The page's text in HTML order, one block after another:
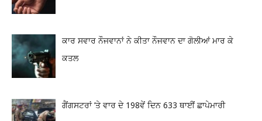
ਕਾਰ ਸਵਾਰ ਨੌਜਵਾਨਾਂ ਨੇ ਕੀਤਾ ਨੌਜਵਾਨ ਦਾ ਗੋਲੀਆਂ ਮਾਰ ਕੇ
ਕਤਲ
ਗੈਂਗਸਟਰਾਂ ’ਤੇ ਵਾਰ ਦੇ 198ਵੇਂ ਦਿਨ 633 ਥਾਈਂ ਛਾਪੇਮਾਰੀ